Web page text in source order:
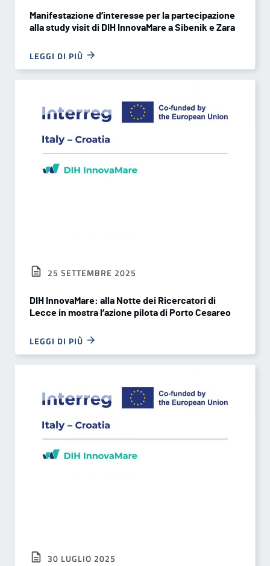
Manifestazione d’interesse per la partecipazione
alla study visit di DIH InnovaMare a Sibenik e Zara
LEGGI DI PIÙ
25 SETTEMBRE 2025
DIH InnovaMare: alla Notte dei Ricercatori di
Lecce in mostra l’azione pilota di Porto Cesareo
LEGGI DI PIÙ
30 LUGLIO 2025